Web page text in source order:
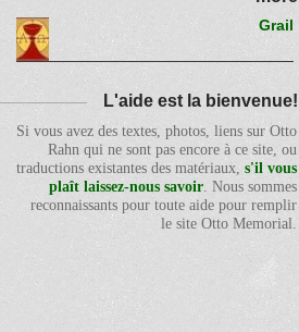
Grail
L'aide est la bienvenue!
Si vous avez des textes, photos, liens sur Otto
Rahn qui ne sont pas encore à ce site, ou
traductions existantes des matériaux, s'il vous
plaît laissez-nous savoir. Nous sommes
reconnaissants pour toute aide pour remplir
le site Otto Memorial.